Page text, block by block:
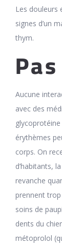
Les douleurs
signes d’un
thym.
Aucune
avec des
érythèmes
corps. On
d’habitants,
revanche
prennent trop
soins de
dents du
métoprolol